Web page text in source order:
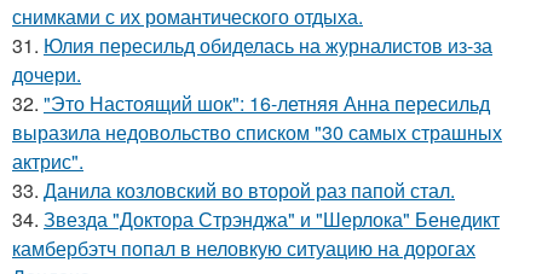
снимками с их романтического отдыха.
31. Юлия пересильд обиделась на журналистов из-за
дочери.
32. "Это Настоящий шок": 16-летняя Анна пересильд
выразила недовольство списком "30 самых страшных
актрис".
33. Данила козловский во второй раз папой стал.
34. Звезда "Доктора Стрэнджа" и "Шерлока" Бенедикт
камбербэтч попал в неловкую ситуацию на дорогах